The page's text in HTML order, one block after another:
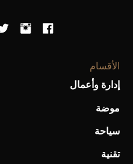
أحذية Mary Jane: ترف وأناقة للرجال
الأقسام
إدارة وأعمال
موضة
سياحة
تقنية